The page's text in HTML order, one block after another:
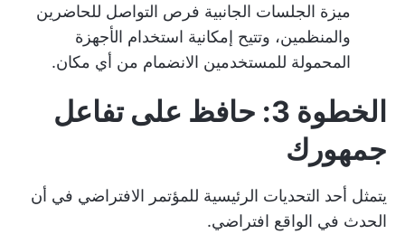
ميزة الجلسات الجانبية فرص التواصل للحاضرين
والمنظمين، وتتيح إمكانية استخدام الأجهزة
المحمولة للمستخدمين الانضمام من أي مكان.
الخطوة 3: حافظ على تفاعل
جمهورك
يتمثل أحد التحديات الرئيسية للمؤتمر الافتراضي في أن
الحدث في الواقع افتراضي.